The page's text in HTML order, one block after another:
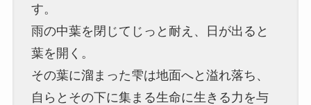
す。
雨の中葉を閉じてじっと耐え、日が出ると
葉を開く。
その葉に溜まった雫は地面へと溢れ落ち、
自らとその下に集まる生命に生きる力を与